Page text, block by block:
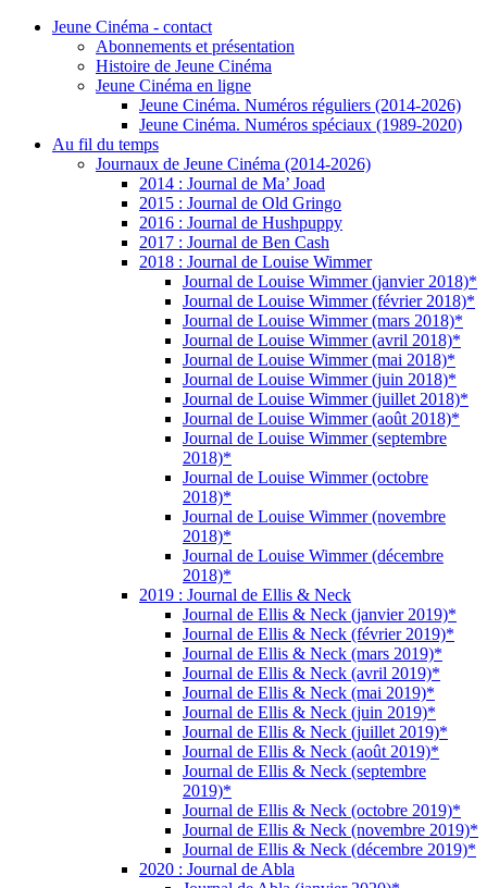
Jeune Cinéma - contact
Abonnements et présentation
Histoire de Jeune Cinéma
Jeune Cinéma en ligne
Jeune Cinéma. Numéros réguliers (2014-2026)
Jeune Cinéma. Numéros spéciaux (1989-2020)
Au fil du temps
Journaux de Jeune Cinéma (2014-2026)
2014 : Journal de Ma’ Joad
2015 : Journal de Old Gringo
2016 : Journal de Hushpuppy
2017 : Journal de Ben Cash
2018 : Journal de Louise Wimmer
Journal de Louise Wimmer (janvier 2018)*
Journal de Louise Wimmer (février 2018)*
Journal de Louise Wimmer (mars 2018)*
Journal de Louise Wimmer (avril 2018)*
Journal de Louise Wimmer (mai 2018)*
Journal de Louise Wimmer (juin 2018)*
Journal de Louise Wimmer (juillet 2018)*
Journal de Louise Wimmer (août 2018)*
Journal de Louise Wimmer (septembre
2018)*
Journal de Louise Wimmer (octobre
2018)*
Journal de Louise Wimmer (novembre
2018)*
Journal de Louise Wimmer (décembre
2018)*
2019 : Journal de Ellis & Neck
Journal de Ellis & Neck (janvier 2019)*
Journal de Ellis & Neck (février 2019)*
Journal de Ellis & Neck (mars 2019)*
Journal de Ellis & Neck (avril 2019)*
Journal de Ellis & Neck (mai 2019)*
Journal de Ellis & Neck (juin 2019)*
Journal de Ellis & Neck (juillet 2019)*
Journal de Ellis & Neck (août 2019)*
Journal de Ellis & Neck (septembre
2019)*
Journal de Ellis & Neck (octobre 2019)*
Journal de Ellis & Neck (novembre 2019)*
Journal de Ellis & Neck (décembre 2019)*
2020 : Journal de Abla